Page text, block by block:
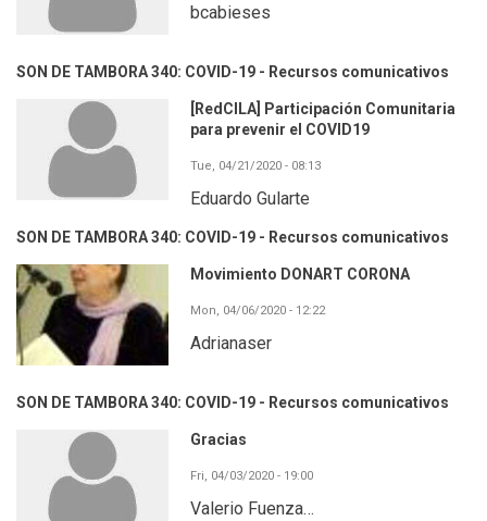
bcabieses
SON DE TAMBORA 340: COVID-19 - Recursos comunicativos
[RedCILA] Participación Comunitaria
para prevenir el COVID19
Tue, 04/21/2020 - 08:13
Eduardo Gularte
SON DE TAMBORA 340: COVID-19 - Recursos comunicativos
Movimiento DONART CORONA
Mon, 04/06/2020 - 12:22
Adrianaser
SON DE TAMBORA 340: COVID-19 - Recursos comunicativos
Gracias
Fri, 04/03/2020 - 19:00
Valerio Fuenza…